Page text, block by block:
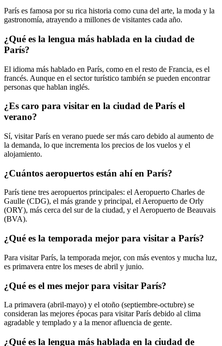
París es famosa por su rica historia como cuna del arte, la moda y la
gastronomía, atrayendo a millones de visitantes cada año.
¿Qué es la lengua más hablada en la ciudad de
París?
El idioma más hablado en París, como en el resto de Francia, es el
francés. Aunque en el sector turístico también se pueden encontrar
personas que hablan inglés.
¿Es caro para visitar en la ciudad de París el
verano?
Sí, visitar París en verano puede ser más caro debido al aumento de
la demanda, lo que incrementa los precios de los vuelos y el
alojamiento.
¿Cuántos aeropuertos están ahí en París?
París tiene tres aeropuertos principales: el Aeropuerto Charles de
Gaulle (CDG), el más grande y principal, el Aeropuerto de Orly
(ORY), más cerca del sur de la ciudad, y el Aeropuerto de Beauvais
(BVA).
¿Qué es la temporada mejor para visitar a París?
Para visitar París, la temporada mejor, con más eventos y mucha luz,
es primavera entre los meses de abril y junio.
¿Qué es el mes mejor para visitar París?
La primavera (abril-mayo) y el otoño (septiembre-octubre) se
consideran las mejores épocas para visitar París debido al clima
agradable y templado y a la menor afluencia de gente.
¿Qué es la lengua más hablada en la ciudad de